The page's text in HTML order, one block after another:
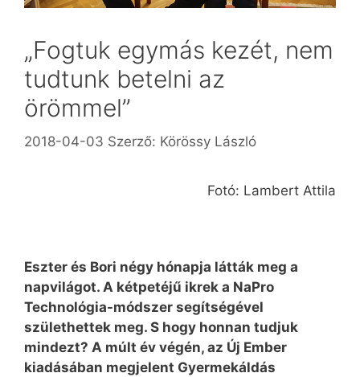
„Fogtuk egymás kezét, nem
tudtunk betelni az
örömmel”
2018-04-03 Szerző: Körössy László
Fotó: Lambert Attila
Eszter és Bori négy hónapja látták meg a
napvilágot. A kétpetéjű ­ikrek a NaPro
Technológia-módszer segítségével
születhettek meg. S hogy honnan tudjuk
mindezt? A múlt év végén, az Új Ember
kiadásában megjelent Gyermekáldás